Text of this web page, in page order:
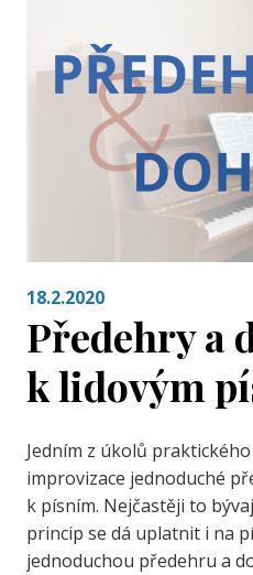
18.2.2020
Předehry a
k lidovým
Jedním z úkolů
improvizace jednoduché
k písním. Nejčastěji to
princip se dá uplatnit i na
jednoduchou předehru a